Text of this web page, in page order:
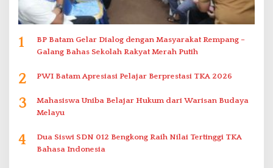
1
BP Batam Gelar Dialog dengan Masyarakat Rempang –
Galang Bahas Sekolah Rakyat Merah Putih
2 PWI Batam Apresiasi Pelajar Berprestasi TKA 2026
3
Mahasiswa Uniba Belajar Hukum dari Warisan Budaya
Melayu
4
Dua Siswi SDN 012 Bengkong Raih Nilai Tertinggi TKA
Bahasa Indonesia